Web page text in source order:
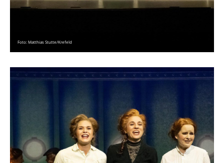
Foto: Matthias Stutte/Krefeld